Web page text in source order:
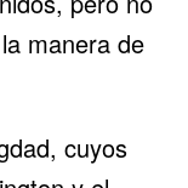
manera de
cuyos